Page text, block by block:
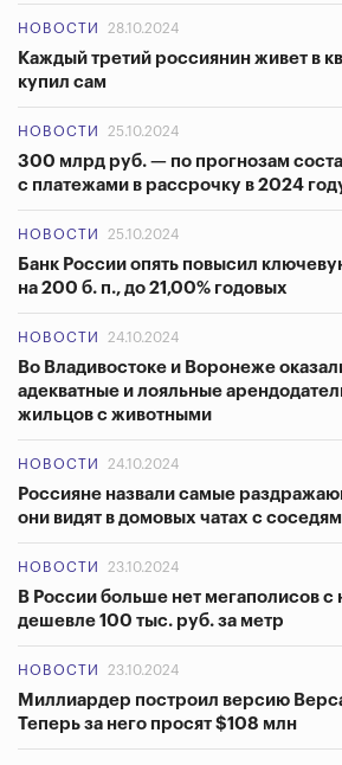
НОВОСТИ 28.10.2024
Каждый третий россиянин живет в
купил сам
НОВОСТИ 25.10.2024
300 млрд руб. — по прогнозам
с платежами в рассрочку в 2024
НОВОСТИ 25.10.2024
Банк России опять повысил
на 200 б. п., до 21,00% годовых
НОВОСТИ 24.10.2024
Во Владивостоке и Воронеже
адекватные и лояльные
жильцов с животными
НОВОСТИ 24.10.2024
Россияне назвали самые
они видят в домовых чатах с
НОВОСТИ 23.10.2024
В России больше нет мегаполисов с
дешевле 100 тыс. руб. за метр
НОВОСТИ 23.10.2024
Миллиардер построил версию
Теперь за него просят $108 млн